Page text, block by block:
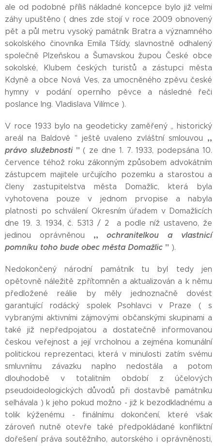
ale od podobné příliš nákladné koncepce bylo již velmi
záhy upuštěno ( dnes zde stojí v roce 2009 obnovený
pět a půl metru vysoký památník Bratra a významného
sokolského činovníka Emila Tšídy, slavnostně odhalený
společně Plzeňskou a Šumavskou župou České obce
sokolské, Klubem českých turistů a zástupci města
Kdyně a obce Nová Ves, za umocněného zpěvu české
hymny v podání operního pěvce a následné řeči
poslance Ing. Vladislava Vilímce ).
V roce 1933 bylo na geodeticky zaměřený ,, historický
areál na Baldově '' ještě uvaleno zvláštní smlouvou ,,
právo služebnosti'' ( ze dne 1. 7. 1933, podepsána 10.
července téhož roku zákonným způsobem advokátním
zástupcem majitele určujícího pozemku a starostou a
členy zastupitelstva města Domažlic, která byla
vyhotovena pouze v jednom prvopise a nabyla
platnosti po schválení Okresním úřadem v Domažlicích
dne 19. 3. 1934, č. 5313 / 2 a podle níž ustaveno, že
jedinou oprávněnou ,,ochranitelkou a vlastnicí
pomníku toho bude obec města Domažlic '' ).
Nedokončený národní památník tu byl tedy jen
opětovně náležitě zpřítomněn a aktualizován a k němu
předložené reálie by měly jednoznačně dovést
garantující rodácký spolek Psohlavci v Praze ( s
vybranými aktivními zájmovými občanskými skupinami a
také již nepředpojatou a dostatečně informovanou
českou veřejnost a její vrcholnou a zejména komunální
politickou reprezentaci, která v minulosti zatím svému
smluvnímu závazku naplno nedostála a potom
dlouhodobě v totalitním období z účelových
pseudoideologických důvodů při dostavbě památníku
selhávala ) k jeho pokud možno - již k bezodkladnému a
tolik kýženému - finálnímu dokončení, které však
zároveň nutně otevře také předpokládané konfliktní
dořešení práva soutěžního, autorského i oprávněnosti,